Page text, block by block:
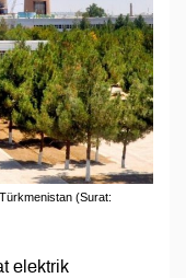
(Surat:
elektrik